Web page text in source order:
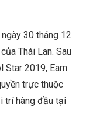
30 tháng 12
Thái Lan. Sau
Star 2019, Earn
trực thuộc
trí hàng đầu tại